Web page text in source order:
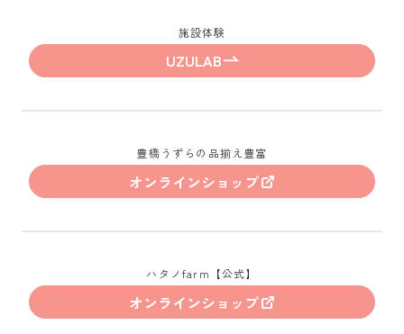
施設体験
UZULAB
豊橋うずらの品揃え豊富
オンラインショップ
ハタノfarm【公式】
オンラインショップ